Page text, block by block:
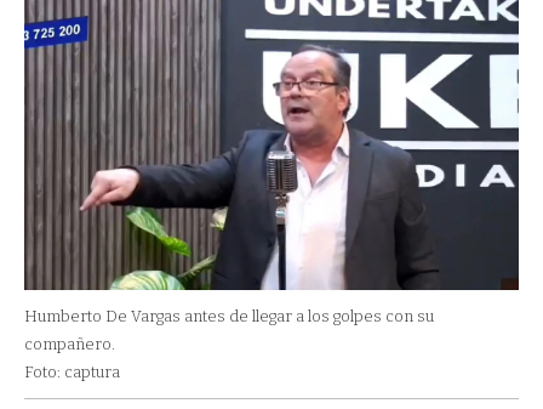
Humberto De Vargas antes de llegar a los golpes con su
compañero.
Foto: captura